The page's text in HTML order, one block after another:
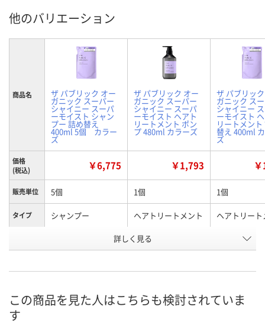
他のバリエーション
商品名 ザ パブリック オー
ガニック スーパー
シャイニー スーパ
ーモイスト シャン
プー 詰め替え
400ml 5個 カラー
ズ
ザ パブリック オー
ガニック スーパー
シャイニー スーパ
ーモイスト ヘアト
リートメント ポン
プ 480ml カラーズ
ザ パブリッ
ガニック ス
シャイニー
ーモイスト
リートメント
替え 400ml
ズ
価格
(税込)
￥6,775 ￥1,793
販売単位 5個 1個 1個
タイプ シャンプー ヘアトリートメント ヘアトリー
本体 詰め替え
ER03892 EP22722 EP22716
在庫 1点 5点 6点
お届け日
詳しく見る
この商品を見た人はこちらも検討されていま
す